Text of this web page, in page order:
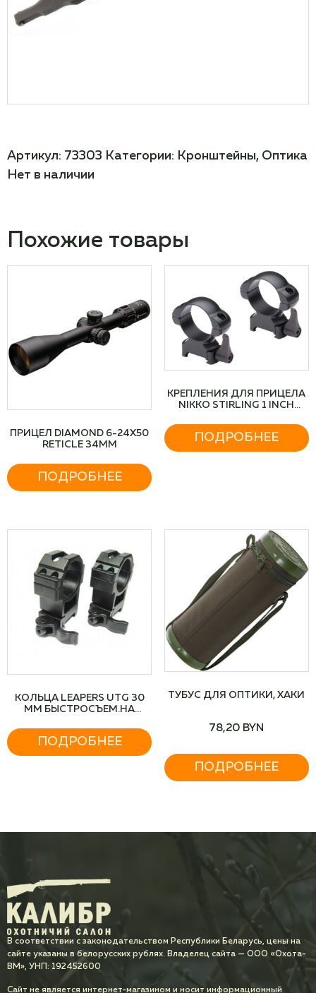
Артикул: 73303 Категории: Кронштейны, Оптика
Нет в наличии
Похожие товары
ПРИЦЕЛ DIAMOND 6-24X50
RETICLE 34MM
ПОДРОБНЕЕ
КРЕПЛЕНИЯ ДЛЯ ПРИЦЕЛА
NIKKO STIRLING 1 INCH
ПОДРОБНЕЕ
КОЛЬЦА LEAPERS UTG 30
ММ БЫСТРОСЪЕМ.НА
ПОДРОБНЕЕ
ТУБУС ДЛЯ ОПТИКИ, ХАКИ
78,20 BYN
ПОДРОБНЕЕ
В соответствии с законодательством Республики Беларусь, цены на
сайте указаны в белорусских рублях. Владелец сайта — ООО «Охота-
ВМ», УНП: 192452600
Сайт не является интернет-магазином и носит информационный